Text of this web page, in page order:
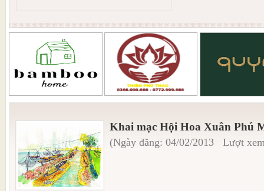
Khai mạc Hội Hoa Xuân Phú
(Ngày đăng: 04/02/2013 Lượt